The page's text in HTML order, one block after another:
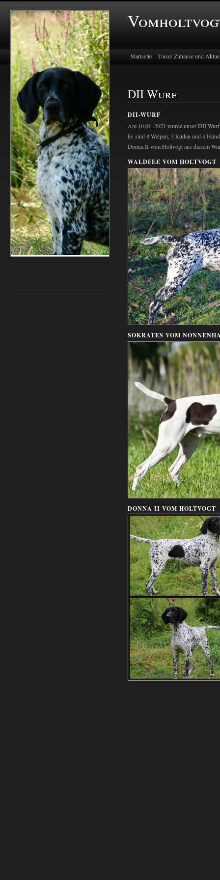
Startseite Unser Zuhause und
DII Wurf
DII-WURF
Am 10.01. 2021 wurde unser DII
Es sind 8 Welpen, 3 Rüden und 4
Donna II vom Holtvogt aus diesem
WALDFEE VOM HOLTVOGT
SOKRATES VOM
DONNA II VOM HOLTVOGT